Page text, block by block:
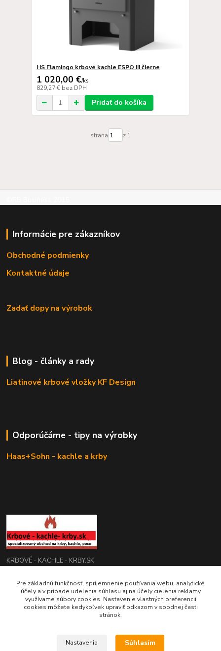
HS Flamingo krbové kachle ESPO III čierne
1 020,00 €/ks
829,27 € bez DPH
Pridať do košíka
strana z 1
Informácie pre zákazníkov
Obchodné podmienky
Kontaktné údaje
Zadať dopy na výrobok
Blog - články a rady
Liatinové krbové vložky KF Design
Odporúčáme - tipy na výrobky
Haas+Sohn - kachle a krby
KRBOVÉ - KACHLE - KRBY.SK
0949 476 255
08:00 - 17.00
Pre základnú funkčnosť, spríjemnenie používania webu, analytické
účely a v prípade udelenia súhlasu aj na účely cielenia reklamy
využívame súbory cookies. Nastavenie vlastných preferencií
cookies môžete kedykoľvek upraviť odkazom v spodnej časti
stránok.
Nastavenia Súhlasím